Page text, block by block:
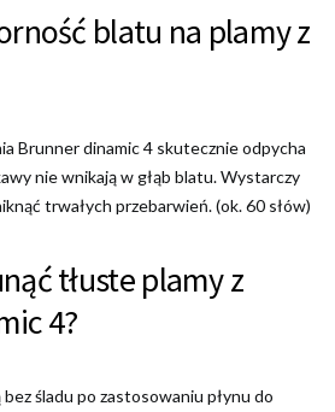
blatu na plamy z
Brunner dinamic 4 skutecznie odpycha
nie wnikają w głąb blatu. Wystarczy
trwałych przebarwień. (ok. 60 słów)
tłuste plamy z
4?
śladu po zastosowaniu płynu do